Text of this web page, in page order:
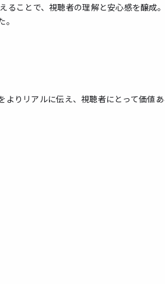
ることで、視聴者の理解と安心感を醸成
りリアルに伝え、視聴者にとって価値